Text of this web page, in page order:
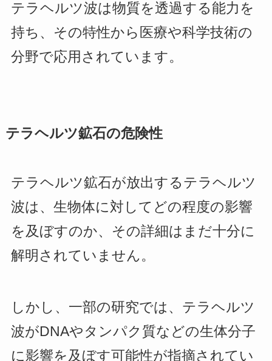
テラヘルツ波は物質を透過する能力を
持ち、その特性から医療や科学技術の
分野で応用されています。
テラヘルツ鉱石の危険性
テラヘルツ鉱石が放出するテラヘルツ
波は、生物体に対してどの程度の影響
を及ぼすのか、その詳細はまだ十分に
解明されていません。
しかし、一部の研究では、テラヘルツ
波がDNAやタンパク質などの生体分子
に影響を及ぼす可能性が指摘されてい